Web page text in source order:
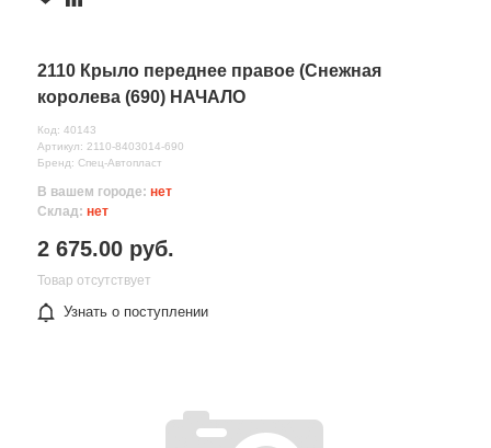
2110 Крыло переднее правое (Снежная
королева (690) НАЧАЛО
Код: 40143
Артикул: 2110-8403014-690
Бренд: Спец-Автопласт
В вашем городе: нет
Склад: нет
2 675.00 руб.
Товар отсутствует
Узнать о поступлении